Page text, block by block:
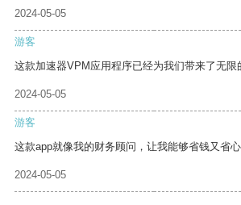
2024-05-05
游客
这款加速器VPM应用程序已经为我们带来了无限
2024-05-05
游客
这款app就像我的财务顾问，让我能够省钱又省心
2024-05-05